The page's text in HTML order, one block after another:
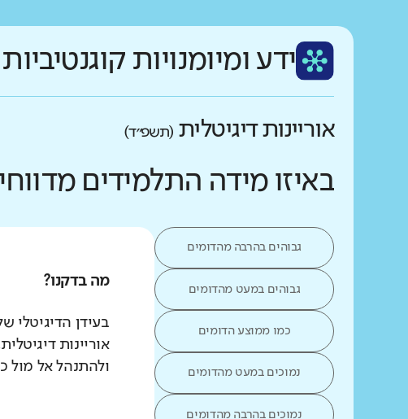
ידע ומיומנויות קוגנטיביות
אוריינות דיגיטלית (תשפ״ד)
באיזו מידה התלמידים
גבוהים בהרבה מהדומים
גבוהים במעט מהדומים
כמו ממוצע הדומים
נמוכים במעט מהדומים
נמוכים בהרבה מהדומים
מה בדקנו?
אוריינות
ולהתנהל אל מול